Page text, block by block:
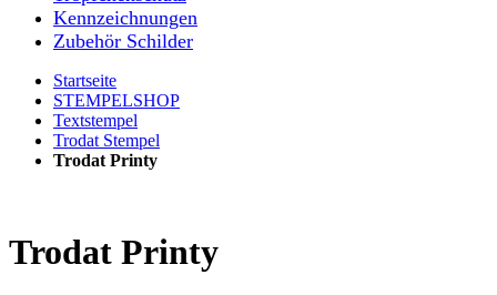
Kennzeichnungen
Zubehör Schilder
Startseite
STEMPELSHOP
Textstempel
Trodat Stempel
Trodat Printy
Trodat Printy